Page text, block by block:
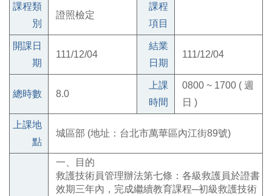
課程類
別
證照檢定
課程
項目
開課日
期
111/12/04
結業
日期
111/12/04
總時數 8.0
上課
時間
0800 ~ 1700 ( 週
日 )
上課地
點
城區部 (地址：台北市萬華區內江街89號)
一、目的
救護技術員管理辦法第七條：各級救護員於證書
效期三年內，完成繼續教育課程─初級救護技術